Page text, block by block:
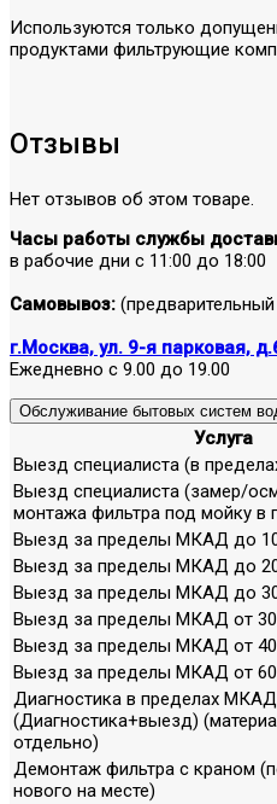
Используются только
продуктами фильтрующие
Отзывы
Нет отзывов об этом товаре.
Часы работы службы
в рабочие дни с 11:00 до 18:00
Самовывоз:
г.Москва, ул. 9-я парковая,
Ежедневно с 9.00 до 19.00
Обслуживание бытовых систем
Услуга
Выезд специалиста (в
Выезд специалиста (замер/
монтажа фильтра под мойку
Выезд за пределы МКАД до
Выезд за пределы МКАД до
Выезд за пределы МКАД до
Выезд за пределы МКАД от
Выезд за пределы МКАД от
Выезд за пределы МКАД от
Диагностика в пределах МКАД
(Диагностика+выезд)
отдельно)
Демонтаж фильтра с краном
нового на месте)